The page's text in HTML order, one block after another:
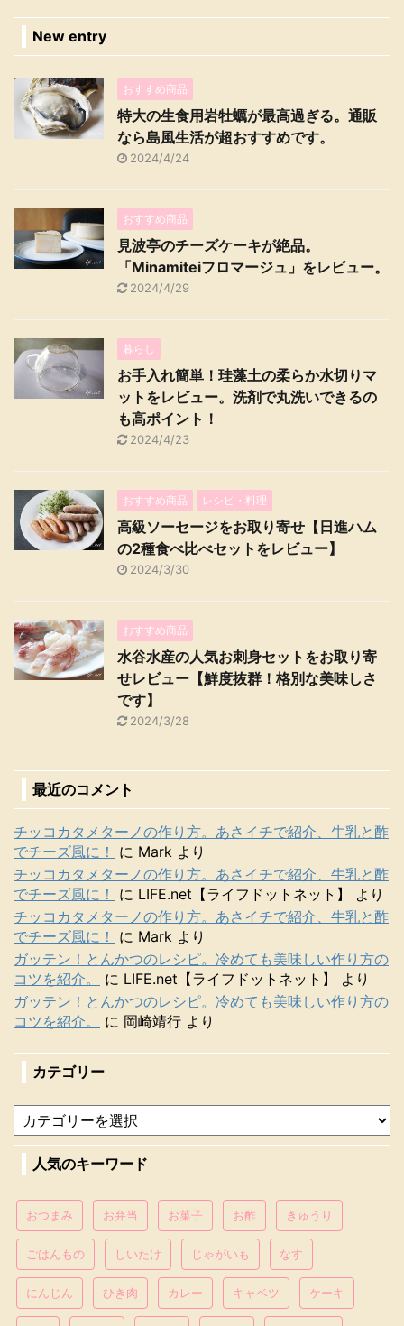
New entry
おすすめ商品
特大の生食用岩牡蠣が最高過ぎる。通販
なら島風生活が超おすすめです。
2024/4/24
おすすめ商品
見波亭のチーズケーキが絶品。
「Minamiteiフロマージュ」をレビュー。
2024/4/29
暮らし
お手入れ簡単！珪藻土の柔らか水切りマ
ットをレビュー。洗剤で丸洗いできるの
も高ポイント！
2024/4/23
おすすめ商品 レシピ・料理
高級ソーセージをお取り寄せ【日進ハム
の2種食べ比べセットをレビュー】
2024/3/30
おすすめ商品
水谷水産の人気お刺身セットをお取り寄
せレビュー【鮮度抜群！格別な美味しさ
です】
2024/3/28
最近のコメント
チッコカタメターノの作り方。あさイチで紹介、牛乳と酢
でチーズ風に！
に Mark より
チッコカタメターノの作り方。あさイチで紹介、牛乳と酢
でチーズ風に！
に LIFE.net【ライフドットネット】
より
チッコカタメターノの作り方。あさイチで紹介、牛乳と酢
でチーズ風に！
に Mark より
ガッテン！とんかつのレシピ。冷めても美味しい作り方の
コツを紹介。
に LIFE.net【ライフドットネット】
より
ガッテン！とんかつのレシピ。冷めても美味しい作り方の
コツを紹介。
に 岡崎靖行 より
カテゴリー
人気のキーワード
おつまみ お弁当 お菓子 お酢 きゅうり
ごはんもの しいたけ じゃがいも なす
にんじん ひき肉 カレー キャベツ ケーキ